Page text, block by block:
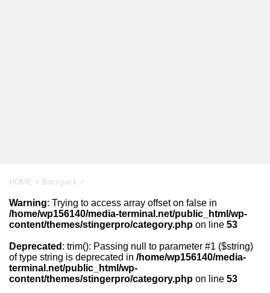
HOME > Backpack >
Warning: Trying to access array offset on false in
/home/wp156140/media-terminal.net/public_html/wp-
content/themes/stingerpro/category.php on line 53
Deprecated : trim(): Passing null to parameter #1 ($string)
of type string is deprecated in /home/wp156140/media-
terminal.net/public_html/wp-
content/themes/stingerpro/category.php on line 53